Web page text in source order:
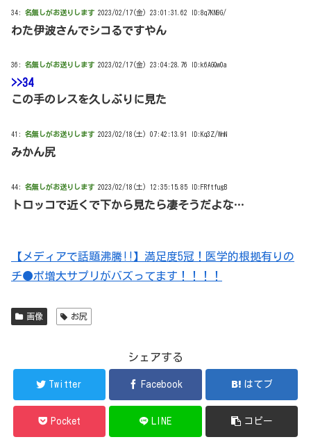
34: 名無しがお送りします 2023/02/17(金) 23:01:31.62 ID:8q7KN9G/
わた伊波さんでシコるですやん
36: 名無しがお送りします 2023/02/17(金) 23:04:28.76 ID:k6AGQw0a
>>34
この手のレスを久しぶりに見た
41: 名無しがお送りします 2023/02/18(土) 07:42:13.91 ID:Kq3Z/WnN
みかん尻
44: 名無しがお送りします 2023/02/18(土) 12:35:15.85 ID:FRftfugB
トロッコで近くで下から見たら凄そうだよな…
【メディアで話題沸騰!!】満足度5冠！医学的根拠有りの
チ●ポ増大サプリがバズってます！！！！
画像 お尻
シェアする
Twitter Facebook はてブ
Pocket LINE コピー